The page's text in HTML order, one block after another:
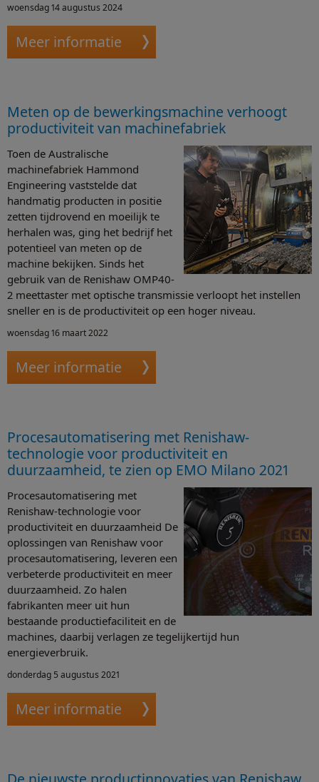
woensdag 14 augustus 2024
Meer informatie
Meten op de bewerkingsmachine verhoogt
productiviteit van machinefabriek
Toen de Australische
machinefabriek Hammond
Engineering vaststelde dat
handmatig producten in positie
zetten tijdrovend en moeilijk te
herhalen was, ging het bedrijf het
potentieel van meten op de
machine bekijken. Sinds het
gebruik van de Renishaw OMP40-
2 meettaster met optische transmissie verloopt het instellen
sneller en is de productiviteit op een hoger niveau.
woensdag 16 maart 2022
Meer informatie
Procesautomatisering met Renishaw-
technologie voor productiviteit en
duurzaamheid, te zien op EMO Milano 2021
Procesautomatisering met
Renishaw-technologie voor
productiviteit en duurzaamheid De
oplossingen van Renishaw voor
procesautomatisering, leveren een
verbeterde productiviteit en meer
duurzaamheid. Zo halen
fabrikanten meer uit hun
bestaande productiefaciliteit en de
machines, daarbij verlagen ze tegelijkertijd hun
energieverbruik.
donderdag 5 augustus 2021
Meer informatie